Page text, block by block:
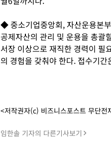
◆ 중소기업중앙회, 자산운용본
공제자산의 관리 및 운용을 총괄
서장 이상으로 재직한 경력이 필
의 경험을 갖춰야 한다. 접수기
<저작권자(c) 비즈니스포스트 무단전
임한솔 기자의 다른기사보기